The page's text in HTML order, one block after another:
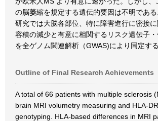
の脳萎縮を規定する遺伝的要因は不明であ
研究では大脳各部位、特に障害進行に密接
容積の減少と有意に相関するリスク遺伝子
を全ゲノム関連解析（GWAS)により同定する
Outline of Final Research Achievements
A total of 66 patients with multiple sclerosis
brain MRI volumetry measuring and HLA-
genotyping. HLA-based differences in MRI